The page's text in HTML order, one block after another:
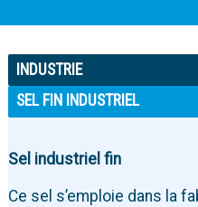
INDUSTRIE
SEL FIN INDUSTRIEL
Sel industriel fin
Ce sel s’emploie dans la